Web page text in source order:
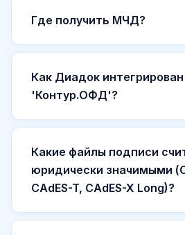
Где получить МЧД?
Как Диадок интегрирован
'Контур.ОФД'?
Какие файлы подписи
юридически значимыми
CAdES-T, CAdES-X Long)?